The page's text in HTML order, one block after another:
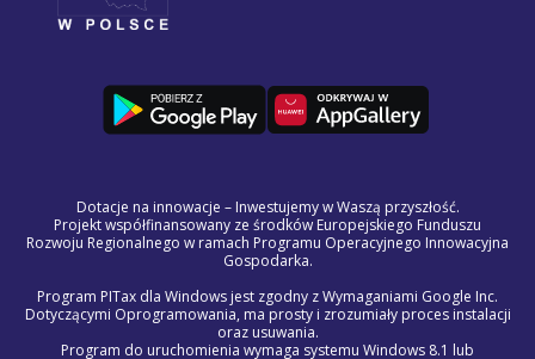
Dotacje na innowacje – Inwestujemy w Waszą przyszłość.
Projekt współfinansowany ze środków Europejskiego Funduszu
Rozwoju Regionalnego w ramach Programu Operacyjnego Innowacyjna
Gospodarka.
Program PITax dla Windows jest zgodny z Wymaganiami Google Inc.
Dotyczącymi Oprogramowania, ma prosty i zrozumiały proces instalacji
oraz usuwania.
Program do uruchomienia wymaga systemu Windows 8.1 lub